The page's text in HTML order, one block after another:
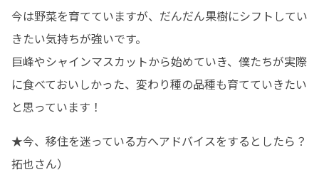
今は野菜を育てていますが、だんだん果樹にシフトしてい
きたい気持ちが強いです。
巨峰やシャインマスカットから始めていき、僕たちが実際
に食べておいしかった、変わり種の品種も育てていきたい
と思っています！
★今、移住を迷っている方へアドバイスをするとしたら？
拓也さん）